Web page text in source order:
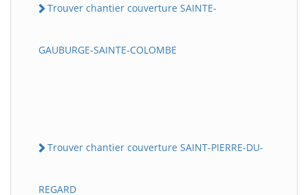
Trouver chantier couverture SAINTE-
GAUBURGE-SAINTE-COLOMBE
Trouver chantier couverture SAINT-PIERRE-DU-
REGARD